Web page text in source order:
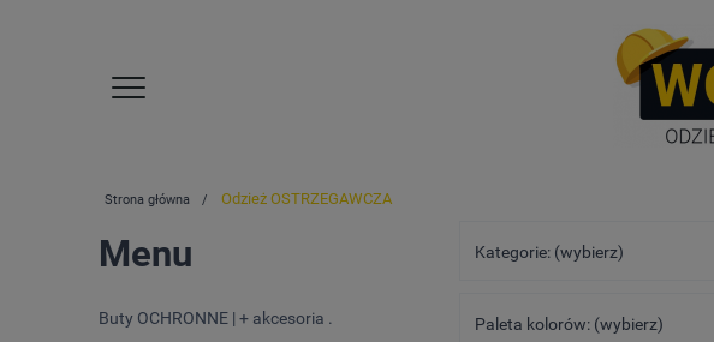
Strona główna Odzież OSTRZEGAWCZA
Menu
Buty OCHRONNE | + akcesoria .
Kategorie: (wybierz)
Paleta kolorów: (wybierz)